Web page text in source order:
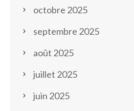
octobre 2025
septembre 2025
août 2025
juillet 2025
juin 2025